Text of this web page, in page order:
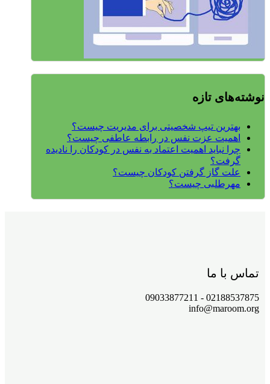
نوشته‌های تازه
بهترین تیپ شخصیتی برای مدیریت چیست؟
اهمیت عزت نفس در رابطه عاطفی چیست؟
چرا نباید اهمیت اعتماد به نفس در کودکان را نادیده
گرفت؟
علت گاز گرفتن کودکان چیست؟
مهرطلبی چیست؟
تماس با ما
02188537875 - 09033877211
info@maroom.org